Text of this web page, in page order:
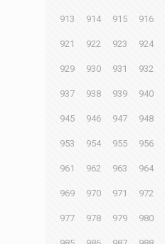
913 914 915 916
921 922 923 924
929 930 931 932
937 938 939 940
945 946 947 948
953 954 955 956
961 962 963 964
969 970 971 972
977 978 979 980